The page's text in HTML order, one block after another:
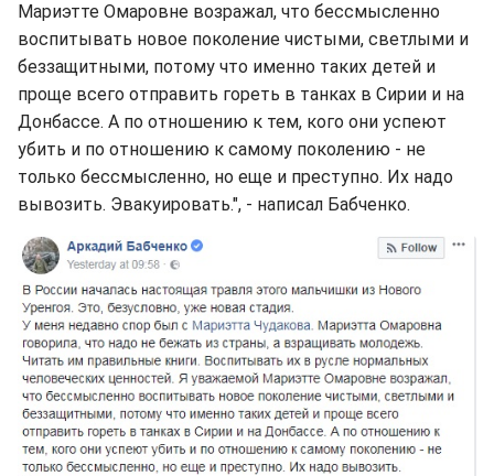
Мариэтте Омаровне возражал, что бессмысленно
воспитывать новое поколение чистыми, светлыми и
беззащитными, потому что именно таких детей и
проще всего отправить гореть в танках в Сирии и на
Донбассе. А по отношению к тем, кого они успеют
убить и по отношению к самому поколению - не
только бессмысленно, но еще и преступно. Их надо
вывозить. Эвакуировать.", - написал Бабченко.